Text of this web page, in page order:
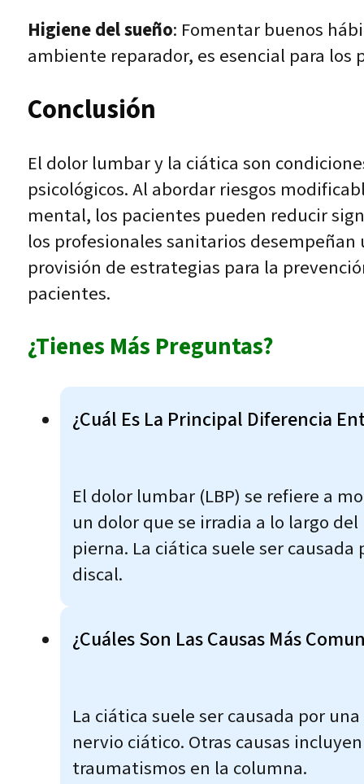
Higiene del sueño: Fomentar buenos
ambiente reparador, es esencial para los
Conclusión
El dolor lumbar y la ciática son
psicológicos. Al abordar riesgos
mental, los pacientes pueden reducir
los profesionales sanitarios
provisión de estrategias para la
pacientes.
¿Tienes Más Preguntas?
¿Cuál Es La Principal Diferencia
El dolor lumbar (LBP) se refiere a
un dolor que se irradia a lo largo
pierna. La ciática suele ser
discal.
¿Cuáles Son Las Causas Más
La ciática suele ser causada por
nervio ciático. Otras causas
traumatismos en la columna.